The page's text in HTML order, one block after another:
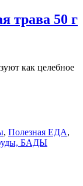
50 г
как целебное
, Полезная ЕДА,
БАДЫ